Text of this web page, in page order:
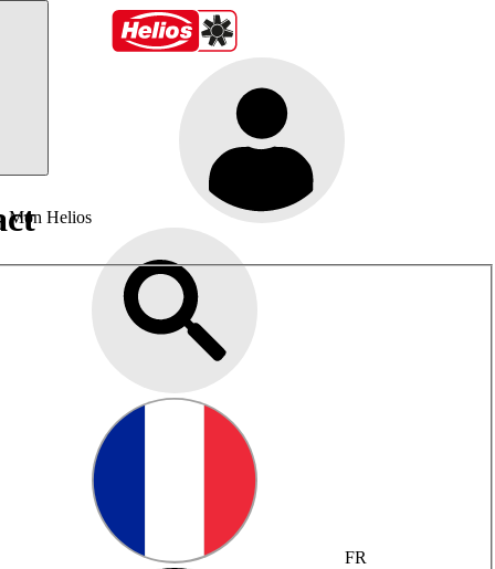
Mon Helios
FR